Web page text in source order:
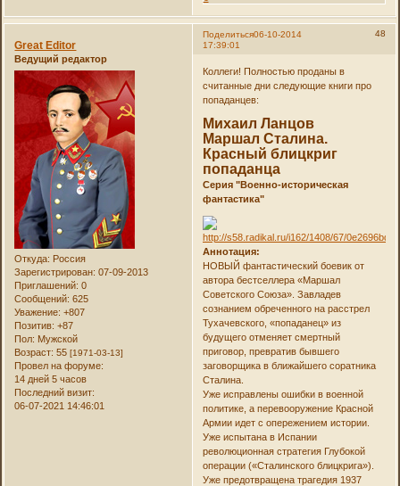
Поделиться 48
06-10-2014
17:39:01
Great Editor
Ведущий редактор
Откуда: Россия
Зарегистрирован: 07-09-2013
Приглашений: 0
Сообщений: 625
Уважение: +807
Позитив: +87
Пол: Мужской
Возраст: 55[1971-03-13]
Провел на форуме:
14 дней 5 часов
Последний визит:
06-07-2021 14:46:01
Коллеги! Полностью проданы в
считанные дни следующие книги про
попаданцев:
Михаил Ланцов
Маршал Сталина.
Красный блицкриг
попаданца
Серия "Военно-историческая
фантастика"
Аннотация:
НОВЫЙ фантастический боевик от
автора бестселлера «Маршал
Советского Союза». Завладев
сознанием обреченного на расстрел
Тухачевского, «попаданец» из
будущего отменяет смертный
приговор, превратив бывшего
заговорщика в ближайшего соратника
Сталина.
Уже исправлены ошибки в военной
политике, а перевооружение Красной
Армии идет с опережением истории.
Уже испытана в Испании
революционная стратегия Глубокой
операции («Сталинского блицкрига»).
Уже предотвращена трагедия 1937